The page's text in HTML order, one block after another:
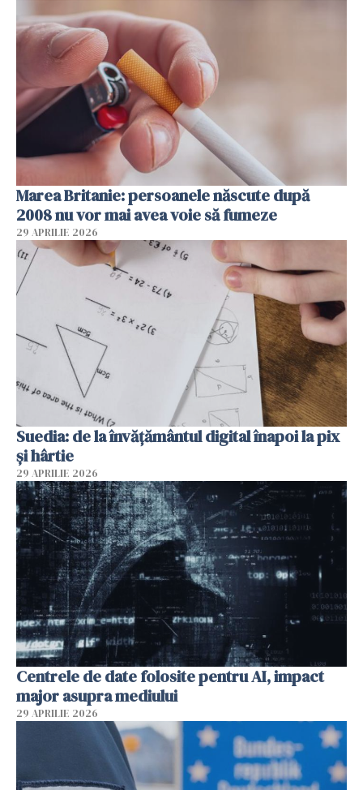
Marea Britanie: persoanele născute după
2008 nu vor mai avea voie să fumeze
29 APRILIE 2026
Suedia: de la învățământul digital înapoi la pix
și hârtie
29 APRILIE 2026
Centrele de date folosite pentru AI, impact
major asupra mediului
29 APRILIE 2026